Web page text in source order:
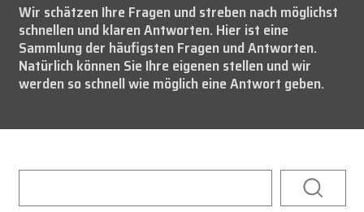
KUNDENDIENST
KONTAKT
Wir schätzen Ihre Fragen und streben nach möglichst
schnellen und klaren Antworten. Hier ist eine
Sammlung der häufigsten Fragen und Antworten.
Natürlich können Sie Ihre eigenen stellen und wir
werden so schnell wie möglich eine Antwort geben.